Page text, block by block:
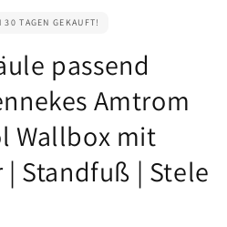
TAGEN GEKAUFT!
passend
Amtrom
Wallbox mit
| Standfuß | Stele